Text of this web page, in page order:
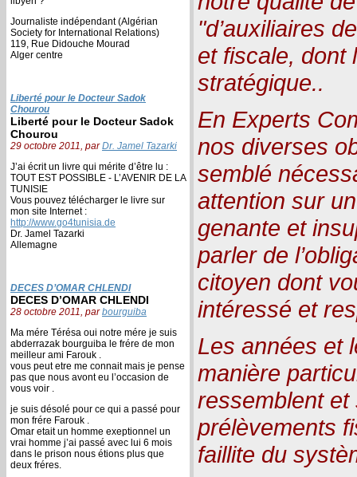
Journaliste indépendant (Algérian
Society for International Relations)
119, Rue Didouche Mourad
Alger centre
Liberté pour le Docteur Sadok
Chourou
Liberté pour le Docteur Sadok
Chourou
29 octobre 2011, parDr. Jamel Tazarki
J’ai écrit un livre qui mérite d’être lu :
TOUT EST POSSIBLE - L’AVENIR DE LA
TUNISIE
Vous pouvez télécharger le livre sur
mon site Internet :
http://www.go4tunisia.de
Dr. Jamel Tazarki
Allemagne
DECES D’OMAR CHLENDI
DECES D’OMAR CHLENDI
28 octobre 2011, parbourguiba
Ma mére Térésa oui notre mére je suis
abderrazak bourguiba le frére de mon
meilleur ami Farouk .
vous peut etre me connait mais je pense
pas que nous avont eu l’occasion de
vous voir .
je suis désolé pour ce qui a passé pour
mon frére Farouk .
Omar etait un homme exeptionnel un
vrai homme j’ai passé avec lui 6 mois
dans le prison nous étions plus que
deux fréres.
"d’auxiliaires
et fiscale, dont
stratégique..
En Experts
nos diverses
semblé
attention sur
genante et
parler de
citoyen dont
intéressé et
Les années et
manière
ressemblent
prélèvements
faillite du